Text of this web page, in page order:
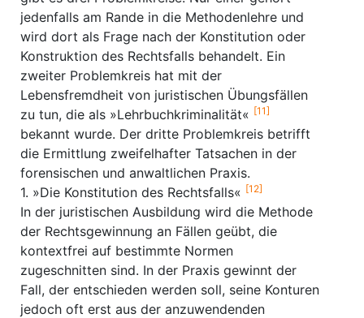
jedenfalls am Rande in die Methodenlehre und
wird dort als Frage nach der Konstitution oder
Konstruktion des Rechtsfalls behandelt. Ein
zweiter Problemkreis hat mit der
Lebensfremdheit von juristischen Übungsfällen
zu tun, die als »Lehrbuchkriminalität« [11]
bekannt wurde. Der dritte Problemkreis betrifft
die Ermittlung zweifelhafter Tatsachen in der
forensischen und anwaltlichen Praxis.
1. »Die Konstitution des Rechtsfalls« [12]
In der juristischen Ausbildung wird die Methode
der Rechtsgewinnung an Fällen geübt, die
kontextfrei auf bestimmte Normen
zugeschnitten sind. In der Praxis gewinnt der
Fall, der entschieden werden soll, seine Konturen
jedoch oft erst aus der anzuwendenden